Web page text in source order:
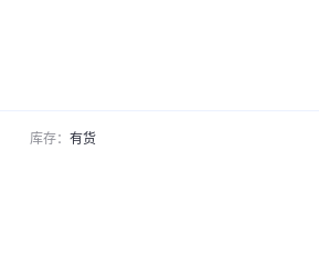
库存： 有货